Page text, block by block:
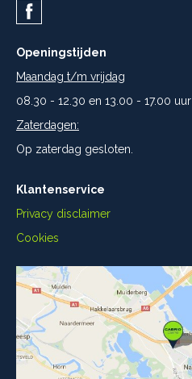
Openingstijden
Maandag t/m vrijdag
08.30 - 12.30 en 13.00 - 17.00 uur
Zaterdagen:
Op zaterdag gesloten.
Klantenservice
Privacy disclaimer
Cookies